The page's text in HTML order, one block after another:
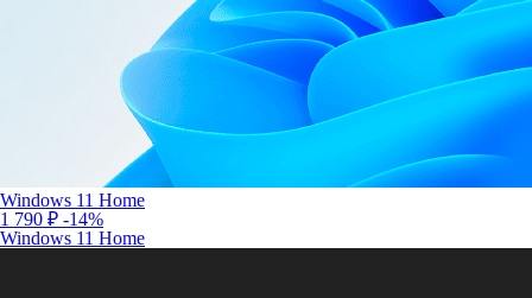
Windows 11 Home
1 790 ₽ -14%
Windows 11 Home